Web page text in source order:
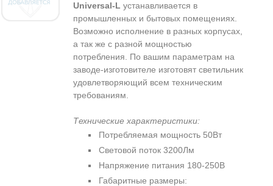
Universal-L устанавливается в
промышленных и бытовых помещениях.
Возможно исполнение в разных корпусах,
а так же с разной мощностью
потребления. По вашим параметрам на
заводе-изготовителе изготовят светильник
удовлетворяющий всем техническим
требованиям.
Технические характеристики:
Потребляемая мощность 50Вт
Световой поток 3200Лм
Напряжение питания 180-250В
Габаритные размеры: